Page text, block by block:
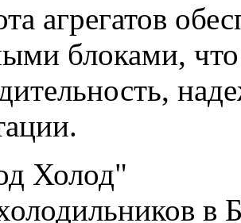
агрегатов
блоками,
Холод"
в